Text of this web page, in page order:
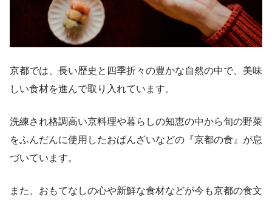
京都では、長い歴史と四季折々の豊かな自然の中で、美味
しい食材を進んで取り入れています。
洗練され格調高い京料理や暮らしの知恵の中から旬の野菜
をふんだんに使用したおばんざいなどの『京都の食』が息
づいています。
また、おもてなしの心や新鮮な食材などが今も京都の食文